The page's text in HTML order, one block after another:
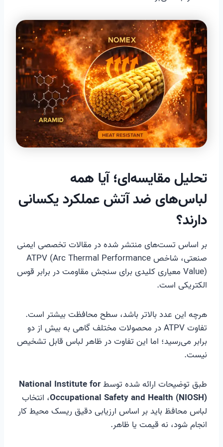
تحلیل مقایسه‌ای؛ آیا همه
لباس‌های ضد آتش عملکرد یکسانی
دارند؟
بر اساس تست‌های منتشر شده در مقالات تخصصی ایمنی
صنعتی، شاخص ATPV (Arc Thermal Performance
Value) معیاری کلیدی برای سنجش مقاومت در برابر قوس
الکتریکی است.
هرچه این عدد بالاتر باشد، سطح محافظت بیشتر است.
تفاوت ATPV در محصولات مختلف گاهی به بیش از دو
برابر می‌رسید؛ اما این تفاوت در ظاهر لباس قابل تشخیص
نیست.
طبق توضیحات ارائه شده توسطNational Institute for
Occupational Safety and Health (NIOSH)، انتخاب
لباس محافظ باید بر اساس ارزیابی دقیق ریسک محیط کار
انجام شود، نه قیمت یا ظاهر.